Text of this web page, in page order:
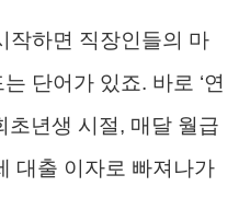
작하면 직장인들의 마
단어가 있죠. 바로 ‘연
초년생 시절, 매달 월급
대출 이자로 빠져나가